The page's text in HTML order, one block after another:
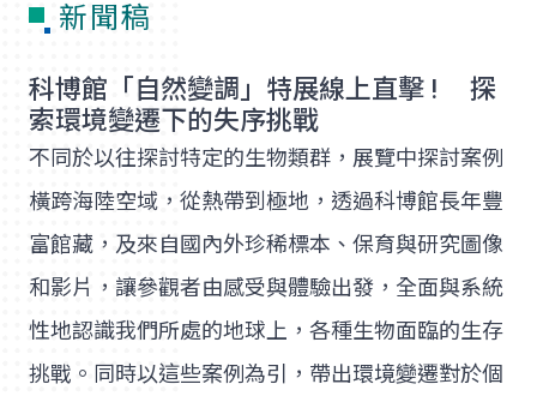
新聞稿
科博館「自然變調」特展線上直擊 ! 探
索環境變遷下的失序挑戰
不同於以往探討特定的生物類群，展覽中探討案例
橫跨海陸空域，從熱帶到極地，透過科博館長年豐
富館藏，及來自國內外珍稀標本、保育與研究圖像
和影片，讓參觀者由感受與體驗出發，全面與系統
性地認識我們所處的地球上，各種生物面臨的生存
挑戰。同時以這些案例為引，帶出環境變遷對於個